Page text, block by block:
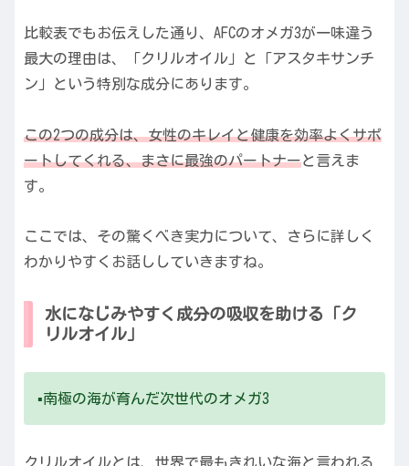
比較表でもお伝えした通り、AFCのオメガ3が一味違う
最大の理由は、「クリルオイル」と「アスタキサンチ
ン」という特別な成分にあります。
この2つの成分は、女性のキレイと健康を効率よくサポ
ートしてくれる、まさに最強のパートナーと言えま
す。
ここでは、その驚くべき実力について、さらに詳しく
わかりやすくお話ししていきますね。
水になじみやすく成分の吸収を助ける「ク
リルオイル」
▪️南極の海が育んだ次世代のオメガ3
クリルオイルとは、世界で最もきれいな海と言われる